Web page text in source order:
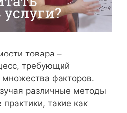
товара –
требующий
множества факторов.
различные методы
такие как